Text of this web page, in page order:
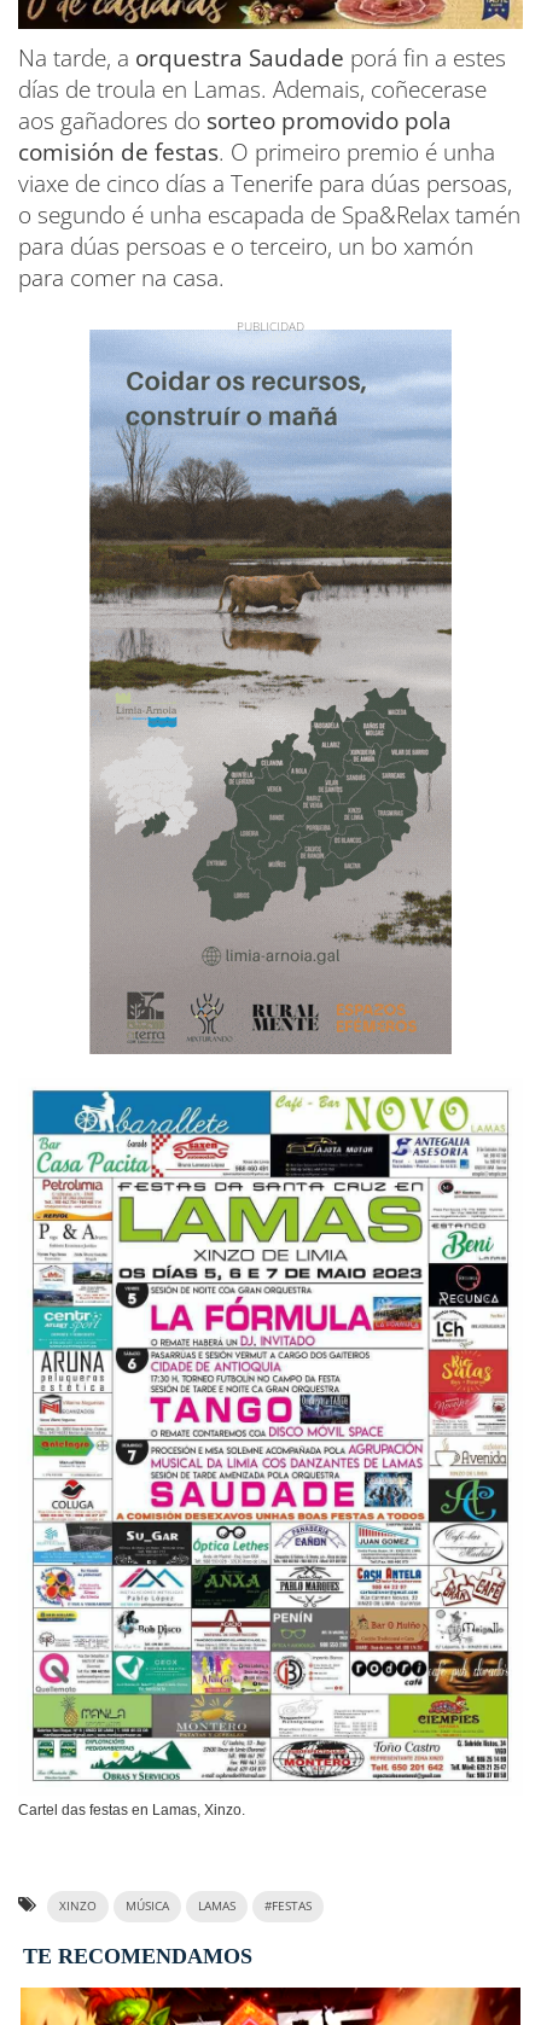
Na tarde, a orquestra Saudade porá fin a estes
días de troula en Lamas. Ademais, coñecerase
aos gañadores do sorteo promovido pola
comisión de festas. O primeiro premio é unha
viaxe de cinco días a Tenerife para dúas persoas,
o segundo é unha escapada de Spa&Relax tamén
para dúas persoas e o terceiro, un bo xamón
para comer na casa.
Cartel das festas en Lamas, Xinzo.
XINZO MÚSICA LAMAS #FESTAS
TE RECOMENDAMOS